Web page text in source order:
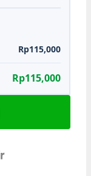
Rp115,000
Rp115,000